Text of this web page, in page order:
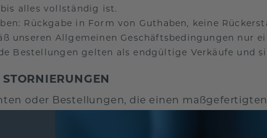
alles vollständig ist.
Rückgabe in Form von Guthaben, keine
unseren Allgemeinen Geschäftsbedingungen nur
Bestellungen gelten als endgültige Verkäufe und
oder Bestellungen, die einen
speziell auf Anfrage eingekauft oder
von 20 % (mindestens 150 €) vom